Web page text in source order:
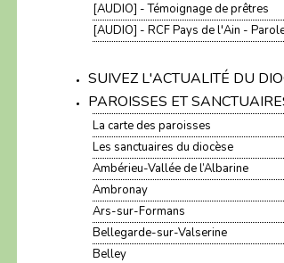
[AUDIO] - Témoignage de prêtres
[AUDIO] - RCF Pays de l'Ain -
SUIVEZ L'ACTUALITÉ DU
PAROISSES ET
La carte des paroisses
Les sanctuaires du diocèse
Ambérieu-Vallée de l’Albarine
Ambronay
Ars-sur-Formans
Bellegarde-sur-Valserine
Belley